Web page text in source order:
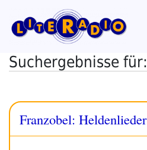
Inhalt
springen
Suchergebnisse
Franzobel: Heldenlieder